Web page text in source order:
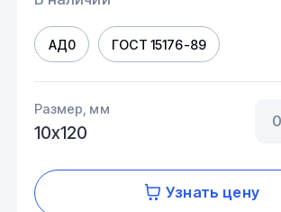
АД0 ГОСТ 15176-89
Размер, мм
10х120
Узнать цену